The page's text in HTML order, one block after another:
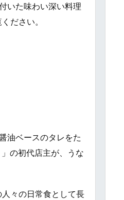
いた味わい深い料理
ださい。
油ベースのタレをた
の初代店主が、うな
々の日常食として長